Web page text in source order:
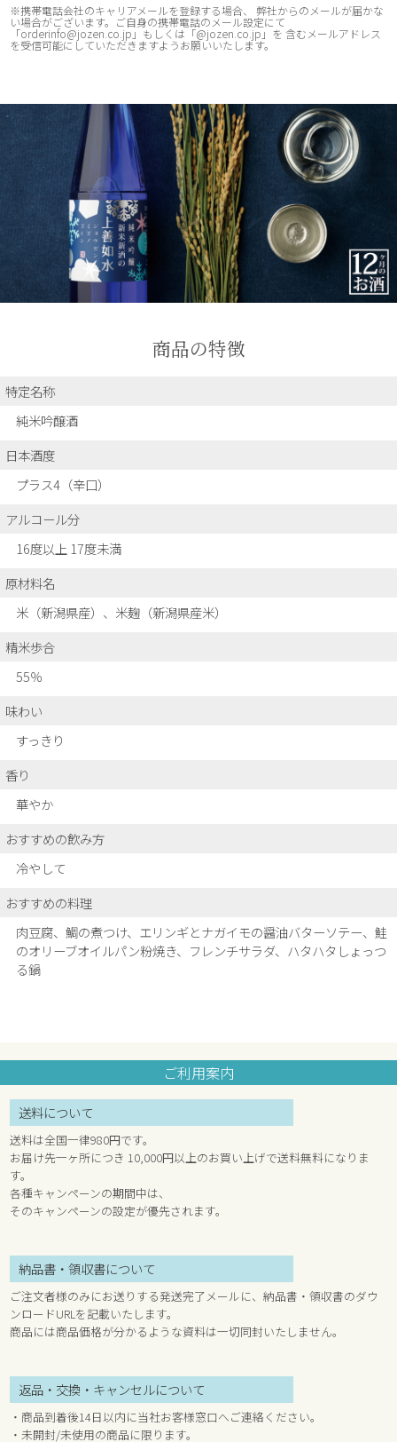
※携帯電話会社のキャリアメールを登録する場合、 弊社からのメールが届かな
い場合がございます。ご自身の携帯電話のメール設定にて
「orderinfo@jozen.co.jp」もしくは「@jozen.co.jp」を 含むメールアドレス
を受信可能にしていただきますようお願いいたします。
商品の特徴
特定名称
純米吟醸酒
日本酒度
プラス4（辛口）
アルコール分
16度以上 17度未満
原材料名
米（新潟県産）、米麹（新潟県産米）
精米歩合
55％
味わい
すっきり
香り
華やか
おすすめの飲み方
冷やして
おすすめの料理
肉豆腐、鯛の煮つけ、エリンギとナガイモの醤油バターソテー、鮭
のオリーブオイルパン粉焼き、 フレンチサラダ、ハタハタしょっつ
る鍋
ご利用案内
送料について
送料は全国一律980円です。
お届け先一ヶ所につき 10,000円以上のお買い上げで送料無料になりま
す。
各種キャンペーンの期間中は、
そのキャンペーンの設定が優先されます。
納品書・領収書について
ご注文者様のみにお送りする発送完了メールに、納品書・領収書のダウ
ンロードURLを記載いたします。
商品には商品価格が分かるような資料は一切同封いたしません。
返品・交換・キャンセルについて
・商品到着後14日以内に当社お客様窓口へご連絡ください。
・未開封/未使用の商品に限ります。